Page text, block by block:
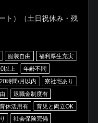
ト）（土日祝休み・残
服装自由
福利厚生充実
以上
年齢不問
時間/月以内
寮社宅あり
退職金制度有
休活用有
育児と両立OK
社会保険完備